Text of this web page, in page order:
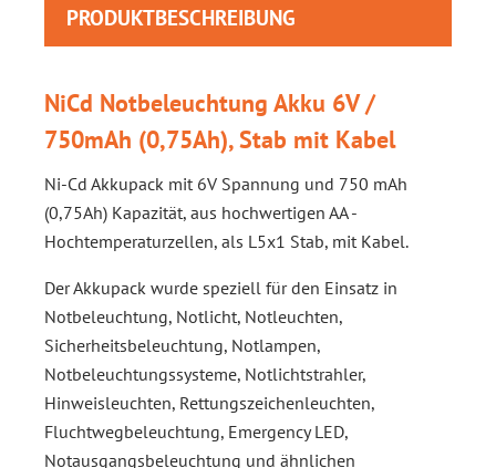
PRODUKTBESCHREIBUNG
NiCd Notbeleuchtung Akku 6V /
750mAh (0,75Ah), Stab mit Kabel
Ni-Cd Akkupack mit 6V Spannung und 750 mAh
(0,75Ah) Kapazität, aus hochwertigen AA -
Hochtemperaturzellen, als L5x1 Stab, mit Kabel.
Der Akkupack wurde speziell für den Einsatz in
Notbeleuchtung, Notlicht, Notleuchten,
Sicherheitsbeleuchtung, Notlampen,
Notbeleuchtungssysteme, Notlichtstrahler,
Hinweisleuchten, Rettungszeichenleuchten,
Fluchtwegbeleuchtung, Emergency LED,
Notausgangsbeleuchtung und ähnlichen